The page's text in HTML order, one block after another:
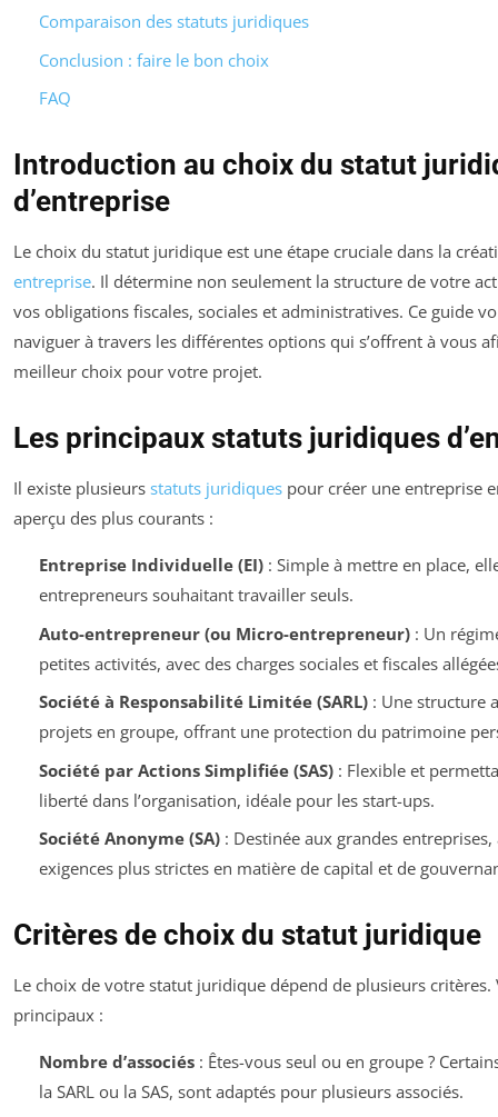
Comparaison des statuts juridiques
Conclusion : faire le bon choix
FAQ
Introduction au choix du statut
d’entreprise
Le choix du statut juridique est une étape cruciale dans la
entreprise. Il détermine non seulement la structure de votre
vos obligations fiscales, sociales et administratives. Ce guide
naviguer à travers les différentes options qui s’offrent à vous
meilleur choix pour votre projet.
Les principaux statuts juridiques
Il existe plusieurs statuts juridiques pour créer une entreprise
aperçu des plus courants :
Entreprise Individuelle (EI): Simple à mettre en place,
entrepreneurs souhaitant travailler seuls.
Auto-entrepreneur (ou Micro-entrepreneur): Un
petites activités, avec des charges sociales et fiscales
Société à Responsabilité Limitée (SARL): Une structure
projets en groupe, offrant une protection du patrimoine
Société par Actions Simplifiée (SAS): Flexible et
liberté dans l’organisation, idéale pour les start-ups.
Société Anonyme (SA): Destinée aux grandes entreprises,
exigences plus strictes en matière de capital et de
Critères de choix du statut juridique
Le choix de votre statut juridique dépend de plusieurs critères.
principaux :
Nombre d’associés: Êtes-vous seul ou en groupe ?
la SARL ou la SAS, sont adaptés pour plusieurs associés.